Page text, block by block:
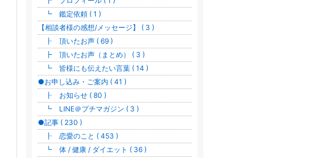
┗ 鑑定依頼 ( 1 )
【相談者様の感想/メッセージ】 ( 3 )
┠ 頂いたお声 ( 69 )
┣ 頂いたお声（まとめ） ( 3 )
┗ 皆様にも伝えたい言葉 ( 14 )
●お申し込み・ご案内 ( 41 )
┠ お知らせ ( 80 )
┗ LINE＠プチマガジン ( 3 )
●記事 ( 230 )
┠ 恋愛のこと ( 453 )
┗ 体 / 健康 / ダイエット ( 36 )